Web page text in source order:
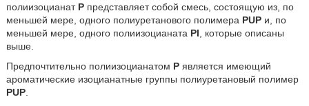
полиизоцианат Рпредставляет собой смесь, состоящую из, по
меньшей мере, одного полиуретанового полимера PUPи, по
меньшей мере, одного полиизоцианата PI , которые описаны
выше.
Предпочтительно полиизоцианатом Рявляется имеющий
ароматические изоцианатные группы полиуретановый полимер
PUP.